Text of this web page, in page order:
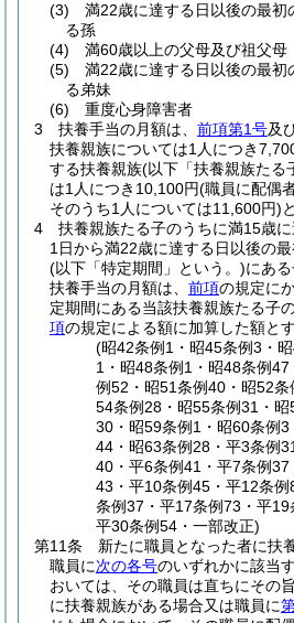
(3)
満22歳に達する日以後の最初
る孫
(4)
満60歳以上の父母及び祖父母
(5)
満22歳に達する日以後の最初
る弟妹
(6)
重度心身障害者
3
扶養手当の月額は、 前項第1号及
扶養親族については1人につき7,700
する扶養親族(以下「扶養親族たる
は1人につき10,100円(職員に配偶
そのうち1人については11,600円)
4
扶養親族たる子のうちに満15歳
1日から満22歳に達する日以後の
(以下「特定期間」という。)にあ
扶養手当の月額は、 前項の規定に
定期間にある当該扶養親族たる子
項の規定による額に加算した額とす
(昭42条例1・昭45条例3・
1・昭48条例1・昭48条例
例52・昭51条例40・昭52
54条例28・昭55条例31・昭
30・昭59条例1・昭60条例
44・昭63条例28・平3条例
40・平6条例41・平7条例37
43・平10条例45・平12条
条例37・平17条例73・平19
平30条例54・一部改正)
第11条
新たに職員となった者に扶
職員に次の各号のいずれかに該当
おいては、その職員は直ちにその旨
に扶養親族がある場合又は職員に